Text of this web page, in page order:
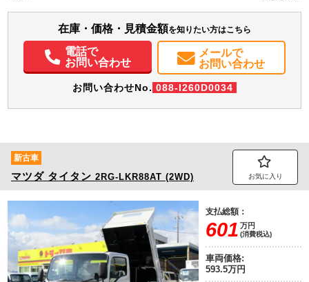
パワステ パワーウィンドウ ABS エアバッグ
バックモニター
取扱説明書（一部含む）
メンテナンスノート（保証書）
在庫・価格・見積金額を知りたい方はこちら
電話で
お問い合わせ
メールで
お問い合わせ
お問い合わせNo. 088-I260D0034
新古車
マツダ タイタン 2RG-LKR88AT (2WD) お気に入り
支払総額：
601 万円
(消費税込)
車両価格:
593.5万円